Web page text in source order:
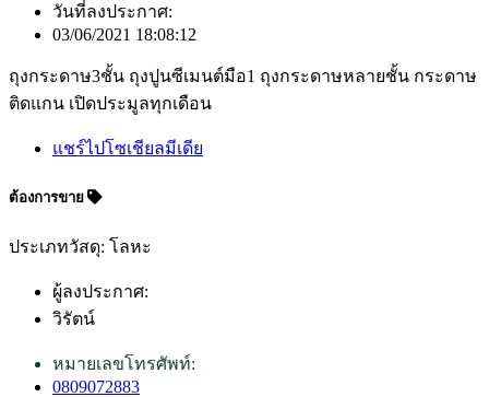
วันที่ลงประกาศ:
03/06/2021 18:08:12
ถุงกระดาษ3ชั้น ถุงปูนซีเมนต์มือ1 ถุงกระดาษหลายชั้น กระดาษ
ติดแกน เปิดประมูลทุกเดือน
แชร์ไปโซเชียลมีเดีย
ต้องการขาย
ประเภทวัสดุ: โลหะ
ผู้ลงประกาศ:
วิรัตน์
หมายเลขโทรศัพท์:
0809072883